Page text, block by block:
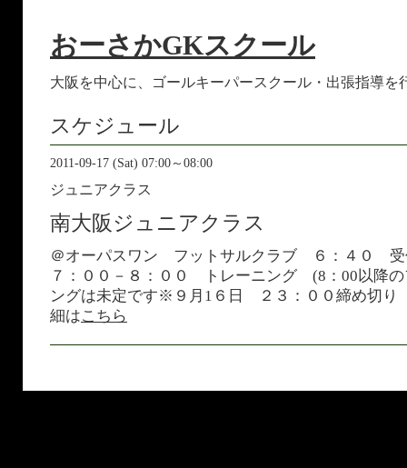
おーさかGKスクール
大阪を中心に、ゴールキーパースクール・出張指導を
スケジュール
2011-09-17 (Sat) 07:00～08:00
ジュニアクラス
南大阪ジュニアクラス
＠オーパスワン フットサルクラブ ６：４０
７：００－８：００ トレーニング (8：00以降の
ングは未定です※９月1６日 ２３：００締め切
細はこちら